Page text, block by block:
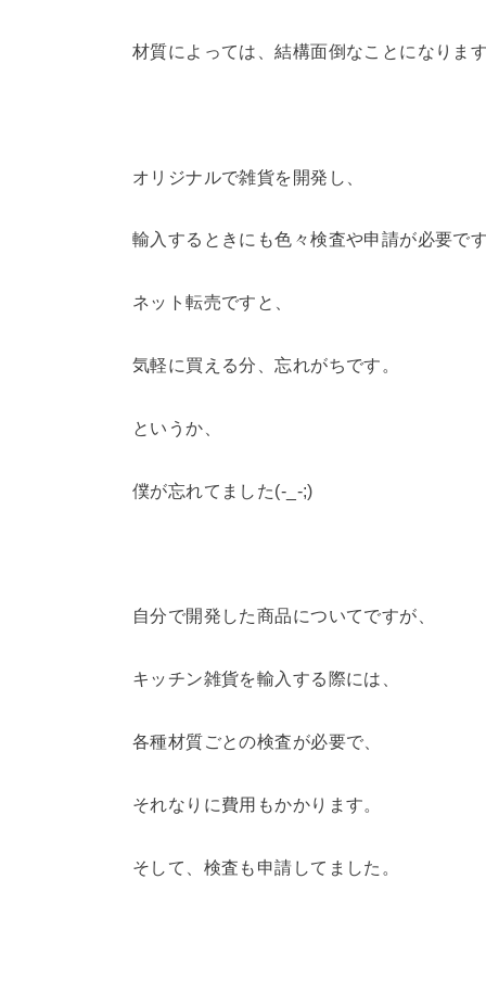
材質によっては、結構面倒なことになります
オリジナルで雑貨を開発し、
輸入するときにも色々検査や申請が必要です
ネット転売ですと、
気軽に買える分、忘れがちです。
というか、
僕が忘れてました(-_-;)
自分で開発した商品についてですが、
キッチン雑貨を輸入する際には、
各種材質ごとの検査が必要で、
それなりに費用もかかります。
そして、検査も申請してました。